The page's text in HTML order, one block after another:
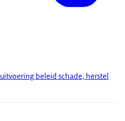
beleid schade, herstel